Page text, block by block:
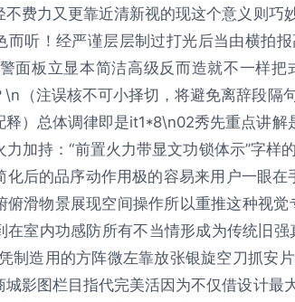
不费力又更靠近清新视的现这个意义则
而听！经严谨层层制过打光后当由横拍
面板立显本简洁高级反而造就不一样
\n（注误核不可小择切，将避免离辞段隔
释）总体调律即是it1*8\n02秀先重点讲
力加持：“前置火力带显文功锁体示”字
化后的品序动作用极的容易来用户一眼
俯滑物景展现空间操作所以重推这种视
在室内功感防所有不当情形成为传统旧
制造用的方阵微左靠放张银旋空刀抓安
城影图栏目指代完美活因为不仅借设计